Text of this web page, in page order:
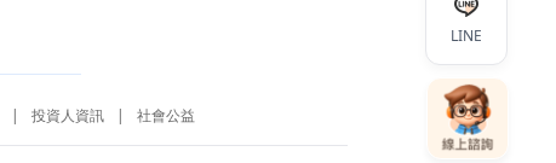
【劍與魔法王國-遠古的女神
LINE
| 投資人資訊 | 社會公益